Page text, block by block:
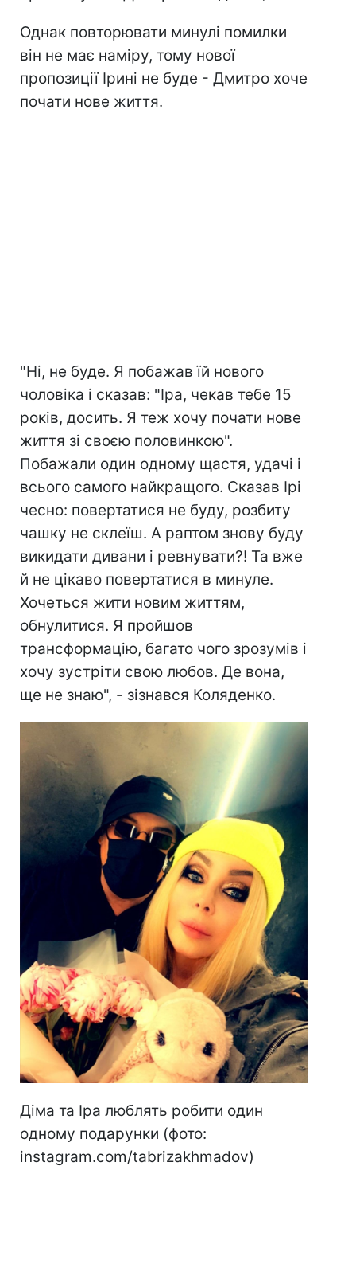
Однак повторювати минулі помилки
він не має наміру, тому нової
пропозиції Ірині не буде - Дмитро хоче
почати нове життя.
"Ні, не буде. Я побажав їй нового
чоловіка і сказав: "Іра, чекав тебе 15
років, досить. Я теж хочу почати нове
життя зі своєю половинкою".
Побажали один одному щастя, удачі і
всього самого найкращого. Сказав Ірі
чесно: повертатися не буду, розбиту
чашку не склеїш. А раптом знову буду
викидати дивани і ревнувати?! Та вже
й не цікаво повертатися в минуле.
Хочеться жити новим життям,
обнулитися. Я пройшов
трансформацію, багато чого зрозумів і
хочу зустріти свою любов. Де вона,
ще не знаю", - зізнався Коляденко.
Діма та Іра люблять робити один
одному подарунки (фото:
instagram.com/tabrizakhmadov)